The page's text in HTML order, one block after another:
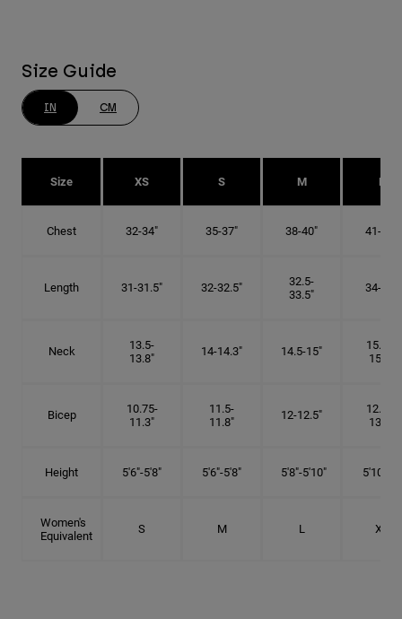
Size Guide
IN CM
Size XS S M L
Chest 32-34" 35-37" 38-40" 41-43"
Length 31-31.5" 32-32.5"
32.5-
33.5"
34-35"
Neck
13.5-
13.8"
14-14.3" 14.5-15"
15.25-
15.5"
Bicep
10.75-
11.3"
11.5-
11.8"
12-12.5"
12.75-
13.3"
Height 5'6"-5'8" 5'6"-5'8" 5'8"-5'10" 5'10"- 6'
Women's
Equivalent
S M L XL